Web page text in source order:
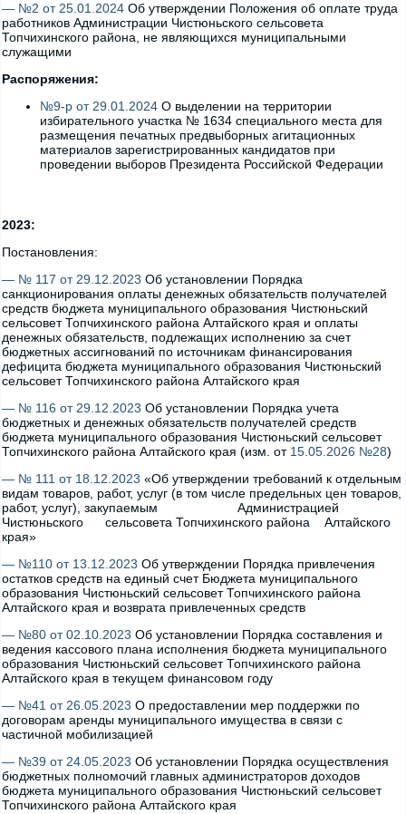
— №2 от 25.01.2024 Об утверждении Положения об оплате труда
работников Администрации Чистюньского сельсовета
Топчихинского района, не являющихся муниципальными
служащими
Распоряжения:
№9-р от 29.01.2024 О выделении на территории
избирательного участка № 1634 специального места для
размещения печатных предвыборных агитационных
материалов зарегистрированных кандидатов при
проведении выборов Президента Российской Федерации
2023:
Постановления:
— № 117 от 29.12.2023 Об установлении Порядка
санкционирования оплаты денежных обязательств получателей
средств бюджета муниципального образования Чистюньский
сельсовет Топчихинского района Алтайского края и оплаты
денежных обязательств, подлежащих исполнению за счет
бюджетных ассигнований по источникам финансирования
дефицита бюджета муниципального образования Чистюньский
сельсовет Топчихинского района Алтайского края
— № 116 от 29.12.2023 Об установлении Порядка учета
бюджетных и денежных обязательств получателей средств
бюджета муниципального образования Чистюньский сельсовет
Топчихинского района Алтайского края (изм. от 15.05.2026 №28)
— № 111 от 18.12.2023 «Об утверждении требований к отдельным
видам товаров, работ, услуг (в том числе предельных цен товаров,
работ, услуг), закупаемым Администрацией
Чистюньского сельсовета Топчихинского района Алтайского
края»
— №110 от 13.12.2023 Об утверждении Порядка привлечения
остатков средств на единый счет Бюджета муниципального
образования Чистюньский сельсовет Топчихинского района
Алтайского края и возврата привлеченных средств
— №80 от 02.10.2023 Об установлении Порядка составления и
ведения кассового плана исполнения бюджета муниципального
образования Чистюньский сельсовет Топчихинского района
Алтайского края в текущем финансовом году
— №41 от 26.05.2023 О предоставлении мер поддержки по
договорам аренды муниципального имущества в связи с
частичной мобилизацией
— №39 от 24.05.2023 Об установлении Порядка осуществления
бюджетных полномочий главных администраторов доходов
бюджета муниципального образования Чистюньский сельсовет
Топчихинского района Алтайского края